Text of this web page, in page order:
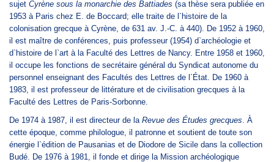
sujet Cyrène sous la monarchie des Battiades (sa thèse sera publiée en
1953 à Paris chez E. de Boccard; elle traite de l`histoire de la
colonisation grecque à Cyrène, de 631 av. J.-C. à 440). De 1952 à 1960,
il est maître de conférences, puis professeur (1954) d`archéologie et
d`histoire de l`art à la Faculté des Lettres de Nancy. Entre 1958 et 1960,
il occupe les fonctions de secrétaire général du Syndicat autonome du
personnel enseignant des Facultés des Lettres de l`État. De 1960 à
1983, il est professeur de littérature et de civilisation grecques à la
Faculté des Lettres de Paris-Sorbonne.
De 1974 à 1987, il est directeur de la Revue des Études grecques . À
cette époque, comme philologue, il patronne et soutient de toute son
énergie l`édition de Pausanias et de Diodore de Sicile dans la collection
Budé. De 1976 à 1981, il fonde et dirige la Mission archéologique